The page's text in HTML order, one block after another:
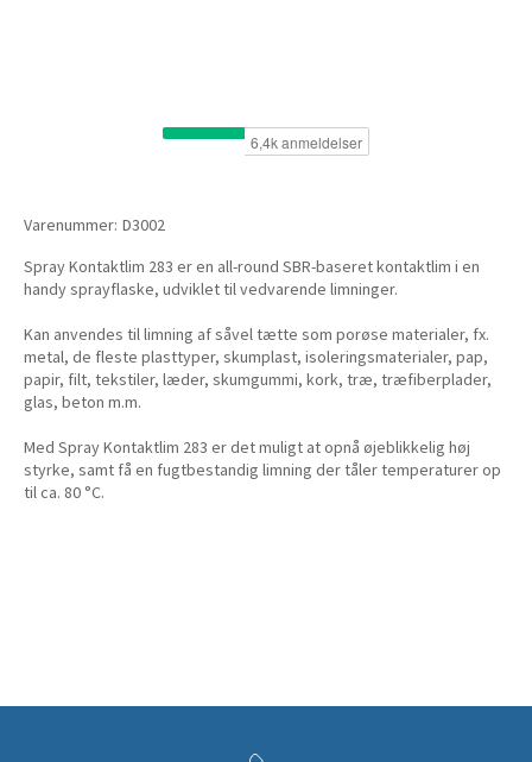
Varenummer: D3002
Spray Kontaktlim 283 er en all-round SBR-baseret kontaktlim i en
handy sprayflaske, udviklet til vedvarende limninger.
Kan anvendes til limning af såvel tætte som porøse materialer, fx.
metal, de fleste plasttyper, skumplast, isoleringsmaterialer, pap,
papir, filt, tekstiler, læder, skumgummi, kork, træ, træfiberplader,
glas, beton m.m.
Med Spray Kontaktlim 283 er det muligt at opnå øjeblikkelig høj
styrke, samt få en fugtbestandig limning der tåler temperaturer op
til ca. 80 °C.